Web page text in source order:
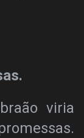
viria